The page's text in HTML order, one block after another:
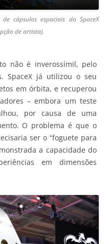
cápsulas espaciais da SpaceX
de artista).
não é inverossímil, pelo
SpaceX já utilizou o seu
em órbita, e recuperou
– embora um teste
por causa de uma
O problema é que o
ser o “foguete para
a capacidade do
em dimensões